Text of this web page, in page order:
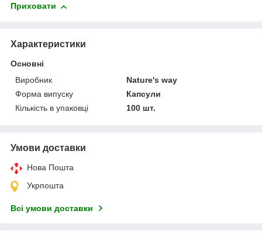
Приховати
Характеристики
Основні
Виробник
Nature's way
Форма випуску
Капсули
Кількість в упаковці
100 шт.
Умови доставки
Нова Пошта
Укрпошта
Всі умови доставки